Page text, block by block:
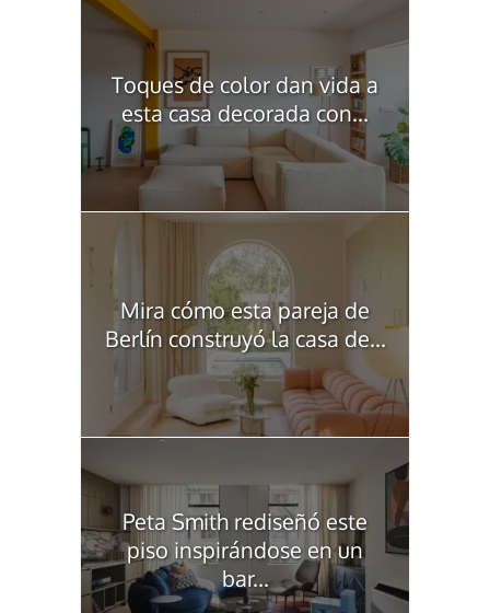
Toques de color dan vida a
esta casa decorada con...
Mira cómo esta pareja de
Berlín construyó la casa de...
Peta Smith rediseñó este
piso inspirándose en un
bar...